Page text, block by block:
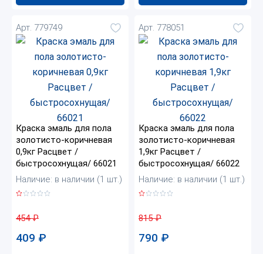
Арт. 779749
Краска эмаль для пола
золотисто-коричневая
0,9кг Расцвет /
быстросохнущая/ 66021
Наличие: в наличии (1 шт.)
454₽
409 ₽
Арт. 778051
Краска эмаль для пола
золотисто-коричневая
1,9кг Расцвет /
быстросохнущая/ 66022
Наличие: в наличии (1 шт.)
815₽
790 ₽